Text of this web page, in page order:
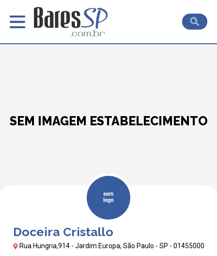
SEM IMAGEM ESTABELECIMENTO
Doceira Cristallo
Rua Hungria,914 - Jardim Europa, São Paulo - SP - 01455000